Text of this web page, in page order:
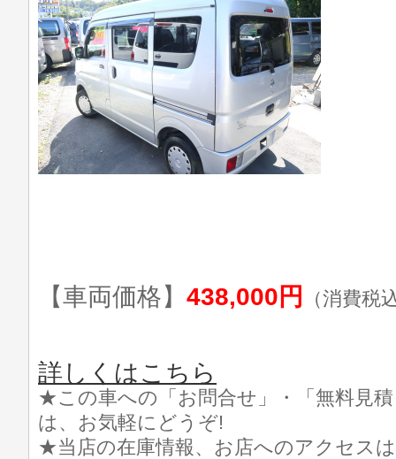
【車両価格】 438,000円 （消費税
詳しくはこちら
★この車への「お問合せ」・「無料見
は、お気軽にどうぞ!
★当店の在庫情報、お店へのアクセス